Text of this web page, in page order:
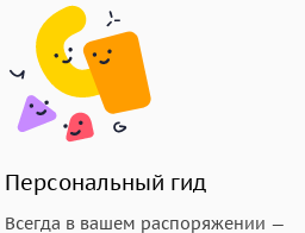
Персональный гид
Всегда в вашем распоряжении —